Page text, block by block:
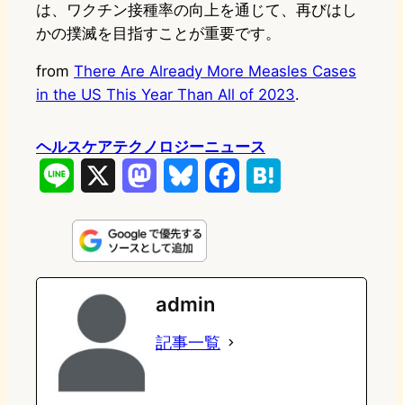
は、ワクチン接種率の向上を通じて、再びはし
かの撲滅を目指すことが重要です。
from There Are Already More Measles Cases
in the US This Year Than All of 2023.
ヘルスケアテクノロジーニュース
n
e
s
t
o
d
u
e
s
k
e
e
admin
記事一覧